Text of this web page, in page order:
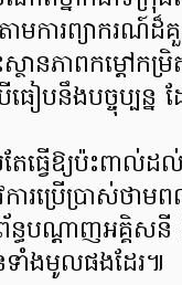
ាមការព្យាករណ៍
ានភាពកម្ដៅកម្
បនឹងបច្ចុប្បន្ន
ធ្វើឱ្យប៉ះពាល់ដល់
ារប្រើប្រាស់ថា
ន្ធបណ្ដាញអគ្គិស
ទាំងមូលផងដែរ៕